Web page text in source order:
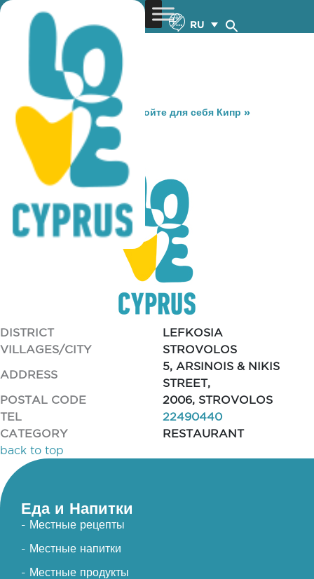
RU
You are here: Home »Откройте для себя Кипр »
Gastronomy
» INDIA INDIA
INDIA INDIA
DISTRICT
LEFKOSIA
VILLAGES/CITY
STROVOLOS
ADDRESS
5, ARSINOIS & NIKIS
STREET,
POSTAL CODE
2006, STROVOLOS
TEL
22490440
CATEGORY
RESTAURANT
back to top
Еда и Напитки
- Местные рецепты
- Местные напитки
- Местные продукты